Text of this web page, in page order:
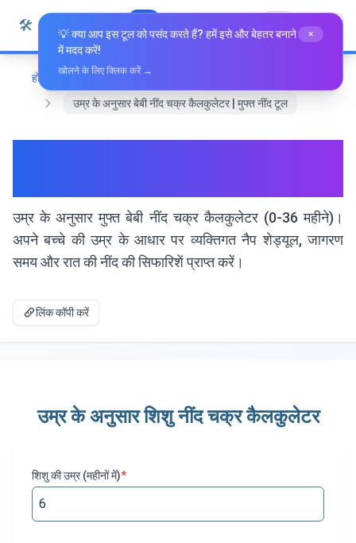
सामग्री पर जाएं
🛠️ Whiz Tools सभी उपकरण हिन्दी
होम
स्वास्थ्य और कल्याण
उम्र के अनुसार बेबी नींद चक्र कैलकुलेटर | मुफ्त नींद टूल
उम्र के अनुसार मुफ्त बेबी नींद चक्र कैलकुलेटर (0-36 महीने)।
अपने बच्चे की उम्र के आधार पर व्यक्तिगत नैप शेड्यूल, जागरण
समय और रात की नींद की सिफारिशें प्राप्त करें।
लिंक कॉपी करें
उम्र के अनुसार शिशु नींद चक्र कैलकुलेटर
शिशु की उम्र (महीनों में)*
💡 क्या आप इस टूल को पसंद करते हैं? हमें इसे और बेहतर बनाने
में मदद करें!
×
खोलने के लिए क्लिक करें →